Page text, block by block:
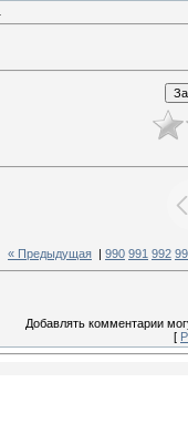
« Предыдущая 990 991 992
Добавлять комментарии
[